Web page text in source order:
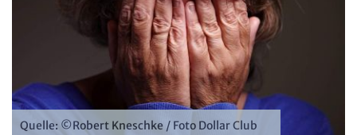
Betriebsrat und Mitbestimmung
Arbeitsschutz und Mitbestimmung
Schwerbehindertenrecht und Inklusion
Beschäftigtendatenschutz online
Personalratswissen online
Schwerbehindertenrecht online
Arbeitszeit online
KI-Praxis Arbeitsrecht online
Abo
mein Bund-Online
Quelle: ©Robert Kneschke / Foto Dollar Club